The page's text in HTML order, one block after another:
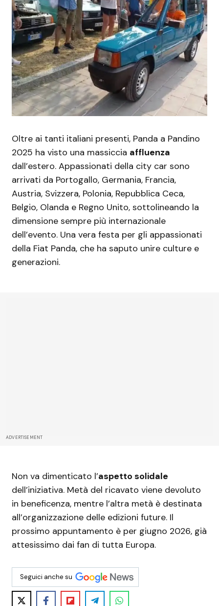
Oltre ai tanti italiani presenti, Panda a Pandino
2025 ha visto una massiccia affluenza
dall’estero. Appassionati della city car sono
arrivati da Portogallo, Germania, Francia,
Austria, Svizzera, Polonia, Repubblica Ceca,
Belgio, Olanda e Regno Unito, sottolineando la
dimensione sempre più internazionale
dell’evento. Una vera festa per gli appassionati
della Fiat Panda, che ha saputo unire culture e
generazioni.
ADVERTISEMENT
Non va dimenticato l’aspetto solidale
dell’iniziativa. Metà del ricavato viene devoluto
in beneficenza, mentre l’altra metà è destinata
all’organizzazione delle edizioni future. Il
prossimo appuntamento è per giugno 2026, già
attesissimo dai fan di tutta Europa.
Seguici anche su